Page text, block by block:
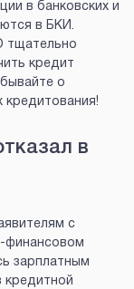
в банковских и
в БКИ.
тщательно
кредит
о
кредитования!
в
с
финансовом
зарплатным
кредитной